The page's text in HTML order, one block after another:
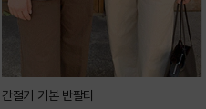
간절기 기본 반팔티